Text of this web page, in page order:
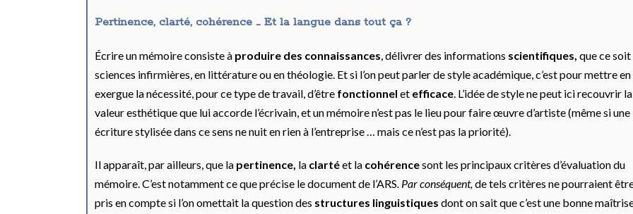
Pertinence, clarté, cohérence … Et la langue dans tout ça ?
Écrire un mémoire consiste à produire des connaissances, délivrer des informations scientifiques, que ce soit
sciences infirmières, en littérature ou en théologie. Et si l’on peut parler de style académique, c’est pour mettre en
exergue la nécessité, pour ce type de travail, d’être fonctionnel et efficace. L’idée de style ne peut ici recouvrir la
valeur esthétique que lui accorde l’écrivain, et un mémoire n’est pas le lieu pour faire œuvre d’artiste (même si une
écriture stylisée dans ce sens ne nuit en rien à l’entreprise … mais ce n’est pas la priorité).
Il apparaît, par ailleurs, que la pertinence, la clartéet la cohérencesont les principaux critères d’évaluation du
mémoire. C’est notamment ce que précise le document de l’ARS. Par conséquent,de tels critères ne pourraient
pris en compte si l’on omettait la question des structures linguistiques dont on sait que c’est une bonne